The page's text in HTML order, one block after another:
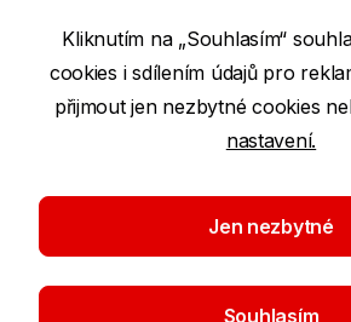
Podmínky používání internetových
Prohlášení o přístupnosti
Ochrana osobních údajů
Kliknutím na „Souhlasím“
cookies i sdílením údajů pro
přijmout jen nezbytné cookies
nastavení.
Jen nezbytné
Souhlasím